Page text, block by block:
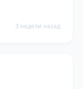
3 недели назад